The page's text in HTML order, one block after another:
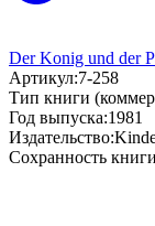
Der Konig und der
Артикул:7-258
Тип книги
Год выпуска:1981
Издательство:
Сохранность